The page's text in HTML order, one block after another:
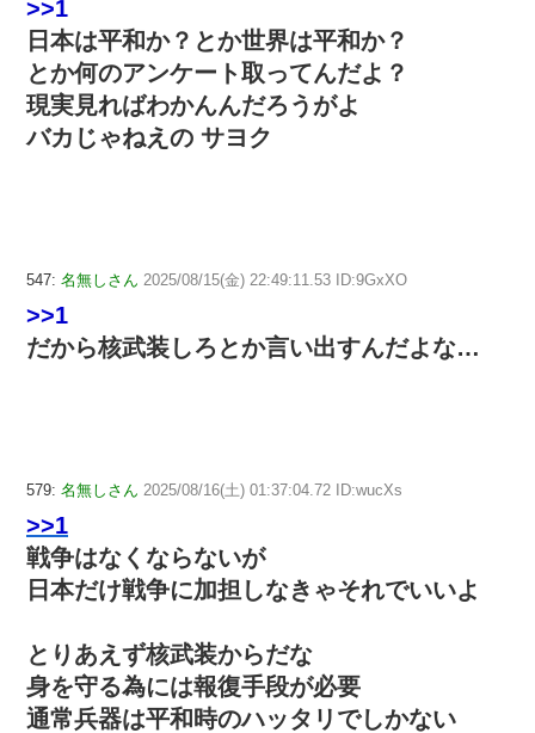
>>1
日本は平和か？とか世界は平和か？
とか何のアンケート取ってんだよ？
現実見ればわかんんだろうがよ
バカじゃねえの サヨク
547: 名無しさん 2025/08/15(金) 22:49:11.53 ID:9GxXO
>>1
だから核武装しろとか言い出すんだよな…
579: 名無しさん 2025/08/16(土) 01:37:04.72 ID:wucXs
>>1
戦争はなくならないが
日本だけ戦争に加担しなきゃそれでいいよ
とりあえず核武装からだな
身を守る為には報復手段が必要
通常兵器は平和時のハッタリでしかない